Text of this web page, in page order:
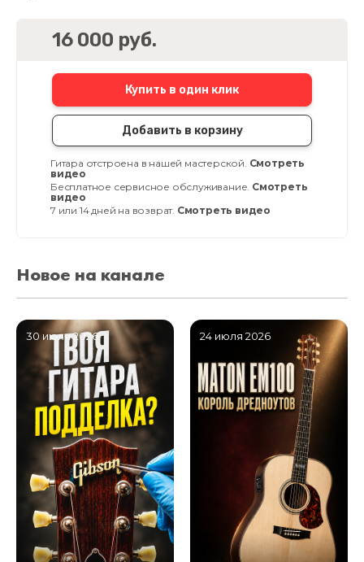
16 000 руб.
Купить в один клик
Добавить в корзину
Гитара отстроена в нашей мастерской. Смотреть
видео
Бесплатное сервисное обслуживание. Смотреть
видео
7 или 14 дней на возврат. Смотреть видео
Новое на канале
30 июля 2026 24 июля 2026